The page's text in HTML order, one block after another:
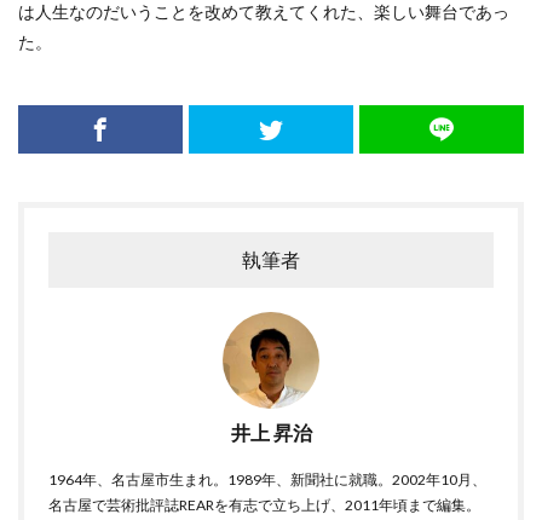
は人生なのだいうことを改めて教えてくれた、楽しい舞台であっ
た。
執筆者
井上 昇治
1964年、名古屋市生まれ。1989年、新聞社に就職。2002年10月、
名古屋で芸術批評誌REARを有志で立ち上げ、2011年頃まで編集。